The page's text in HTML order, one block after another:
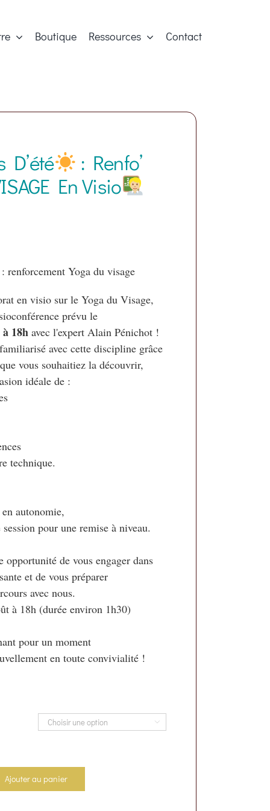
Boutique Ressources Contact
D’été
: Renfo’
En Visio
renforcement Yoga du visage
en visio sur le Yoga du Visage,
un rendez-vous en visioconférence prévu le
18h avec l'expert Alain Pénichot !
avec cette discipline grâce
vous souhaitiez la découvrir,
idéale de :
technique.
en autonomie,
pour une remise à niveau.
opportunité de vous engager dans
et de vous préparer
à 18h (durée environ 1h30)
pour un moment
en toute convivialité !

Ajouter au panier